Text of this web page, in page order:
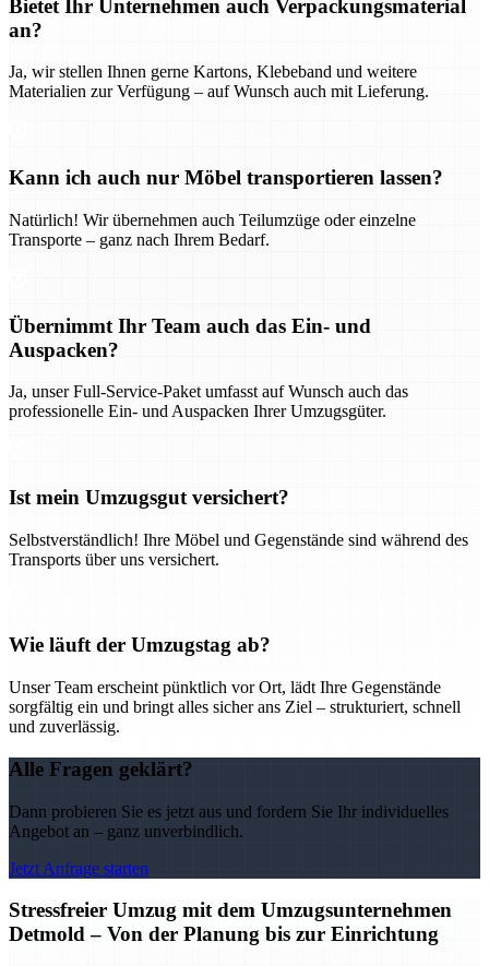
Bietet Ihr Unternehmen auch Verpackungsmaterial
an?
Ja, wir stellen Ihnen gerne Kartons, Klebeband und weitere
Materialien zur Verfügung – auf Wunsch auch mit Lieferung.
Kann ich auch nur Möbel transportieren lassen?
Natürlich! Wir übernehmen auch Teilumzüge oder einzelne
Transporte – ganz nach Ihrem Bedarf.
Übernimmt Ihr Team auch das Ein- und
Auspacken?
Ja, unser Full-Service-Paket umfasst auf Wunsch auch das
professionelle Ein- und Auspacken Ihrer Umzugsgüter.
Ist mein Umzugsgut versichert?
Selbstverständlich! Ihre Möbel und Gegenstände sind während des
Transports über uns versichert.
Wie läuft der Umzugstag ab?
Unser Team erscheint pünktlich vor Ort, lädt Ihre Gegenstände
sorgfältig ein und bringt alles sicher ans Ziel – strukturiert, schnell
und zuverlässig.
Alle Fragen geklärt?
Dann probieren Sie es jetzt aus und fordern Sie Ihr individuelles
Angebot an – ganz unverbindlich.
Jetzt Anfrage starten
Stressfreier Umzug mit dem Umzugsunternehmen
Detmold – Von der Planung bis zur Einrichtung